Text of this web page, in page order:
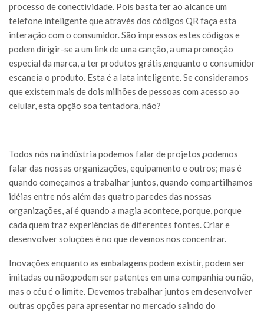
processo de conectividade. Pois basta ter ao alcance um
telefone inteligente que através dos códigos QR faça esta
interação com o consumidor. São impressos estes códigos e
podem dirigir-se a um link de uma canção, a uma promoção
especial da marca, a ter produtos grátis,enquanto o consumidor
escaneia o produto. Esta é a lata inteligente. Se consideramos
que existem mais de dois milhões de pessoas com acesso ao
celular, esta opção soa tentadora, não?
Todos nós na indústria podemos falar de projetos,podemos
falar das nossas organizações, equipamento e outros; mas é
quando começamos a trabalhar juntos, quando compartilhamos
idéias entre nós além das quatro paredes das nossas
organizações, aí é quando a magia acontece, porque, porque
cada quem traz experiências de diferentes fontes. Criar e
desenvolver soluções é no que devemos nos concentrar.
Inovações enquanto as embalagens podem existir, podem ser
imitadas ou não;podem ser patentes em uma companhia ou não,
mas o céu é o limite. Devemos trabalhar juntos em desenvolver
outras opções para apresentar no mercado saindo do